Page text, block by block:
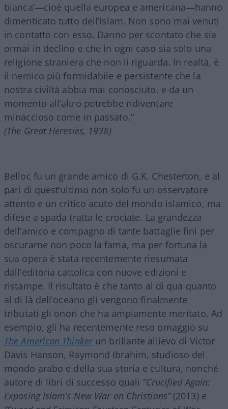
bianca’—cioè quella europea e americana—hanno
dimenticato tutto dell’islam. Non sono mai venuti
in contatto con esso. Danno per scontato che sia
ormai in declino e che in ogni caso sia solo una
religione straniera che non li riguarda. In realtà, è
il nemico più formidabile e persistente che la
nostra civiltà abbia mai conosciuto, e da un
momento all’altro potrebbe ridiventare
minaccioso come in passato.”
(The Great Heresies, 1938)
Belloc fu un grande amico di G.K. Chesterton, e al
pari di quest’ultimo non solo fu un osservatore
attento e un critico acuto del mondo islamico, ma
difese a spada tratta le crociate. La grandezza
dell’amico e compagno di tante battaglie finì per
oscurarne non poco la fama, ma per fortuna la
sua opera è stata recentemente riesumata
dall’editoria cattolica con nuove edizioni e
ristampe. Il risultato è che tanto al di qua quanto
al di là dell’oceano gli vengono finalmente
tributati gli onori che ha ampiamente meritato. Ad
esempio, gli ha recentemente reso omaggio su
The American Thinkerun brillante allievo di Victor
Davis Hanson, Raymond Ibrahim, studioso del
mondo arabo e della sua storia e cultura, nonché
autore di libri di successo quali “Crucified Again:
Exposing Islam’s New War on Christians”(2013) e